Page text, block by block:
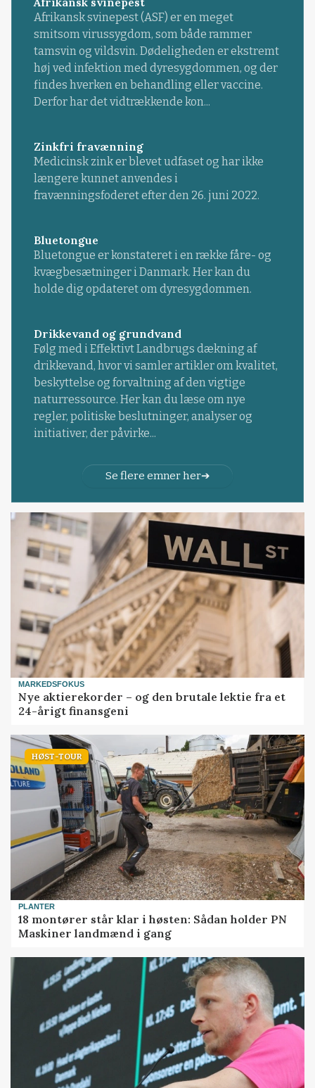
Afrikansk svinepest (ASF) er en meget
smitsom virussygdom, som både rammer
tamsvin og vildsvin. Dødeligheden er ekstremt
høj ved infektion med dyresygdommen, og der
findes hverken en behandling eller vaccine.
Derfor har det vidtrækkende kon...
Zinkfri fravænning
Medicinsk zink er blevet udfaset og har ikke
længere kunnet anvendes i
fravænningsfoderet efter den 26. juni 2022.
Bluetongue
Bluetongue er konstateret i en række fåre- og
kvægbesætninger i Danmark. Her kan du
holde dig opdateret om dyresygdommen.
Drikkevand og grundvand
Følg med i Effektivt Landbrugs dækning af
drikkevand, hvor vi samler artikler om kvalitet,
beskyttelse og forvaltning af den vigtige
naturressource. Her kan du læse om nye
regler, politiske beslutninger, analyser og
initiativer, der påvirke...
Se flere emner her
MARKEDSFOKUS
Nye aktierekorder – og den brutale lektie fra et
24-årigt finansgeni
HØST-TOUR
PLANTER
18 montører står klar i høsten: Sådan holder PN
Maskiner landmænd i gang